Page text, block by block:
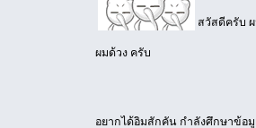
สวัสดีครับ
ผมด้วง ครับ
อยากได้อิมสักคัน กำลังศึกษาข้อ